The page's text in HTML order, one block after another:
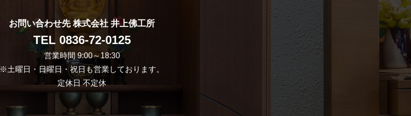
お問い合わせ先 株式会社 井上佛工所
TEL 0836-72-0125
営業時間 9:00～18:30
※土曜日・日曜日・祝日も営業しております。
定休日 不定休